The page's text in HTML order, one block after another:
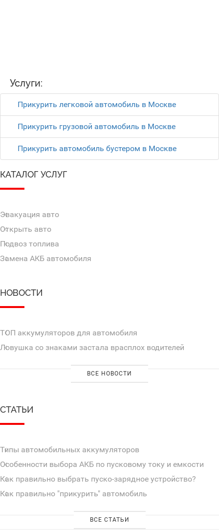
Услуги:
Прикурить легковой автомобиль в Москве
Прикурить грузовой автомобиль в Москве
Прикурить автомобиль бустером в Москве
КАТАЛОГ УСЛУГ
Эвакуация авто
Открыть авто
Подвоз топлива
Замена АКБ автомобиля
НОВОСТИ
ТОП аккумуляторов для автомобиля
Ловушка со знаками застала врасплох водителей
ВСЕ НОВОСТИ
СТАТЬИ
Типы автомобильных аккумуляторов
Особенности выбора АКБ по пусковому току и емкости
Как правильно выбрать пуско-зарядное устройство?
Как правильно "прикурить" автомобиль
ВСЕ СТАТЬИ